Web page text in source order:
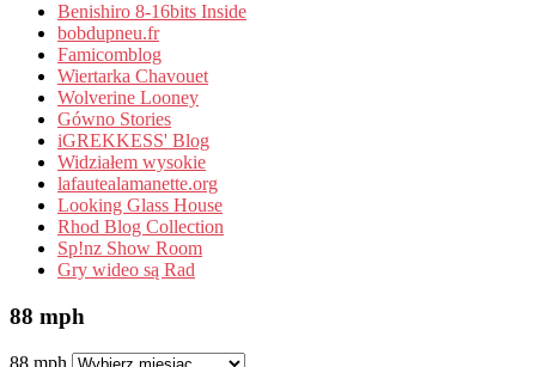
Benishiro 8-16bits Inside
bobdupneu.fr
Famicomblog
Wiertarka Chavouet
Wolverine Looney
Gówno Stories
iGREKKESS' Blog
Widziałem wysokie
lafautealamanette.org
Looking Glass House
Rhod Blog Collection
Sp!nz Show Room
Gry wideo są Rad
88 mph
88 mph